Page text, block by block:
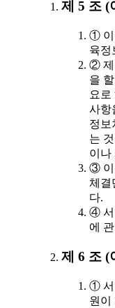
제 5 조 (
① 이
육정
② 제
을
요로
사항
정보
는
이나
③ 이
체결
다.
④ 서
에
제 6 조 (
① 서
원이